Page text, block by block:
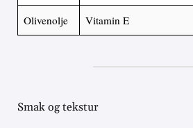
Olivenolje Vitamin E
Smak og tekstur